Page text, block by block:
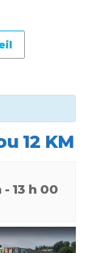
12 KM
-13 h 00